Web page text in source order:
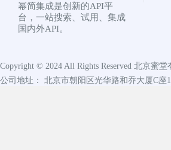
幂简集成是创新的API平
台，一站搜索、试用、集成
国内外API。
Copyright © 2024 All Rights Reserved 北京蜜堂
公司地址： 北京市朝阳区光华路和乔大厦C座